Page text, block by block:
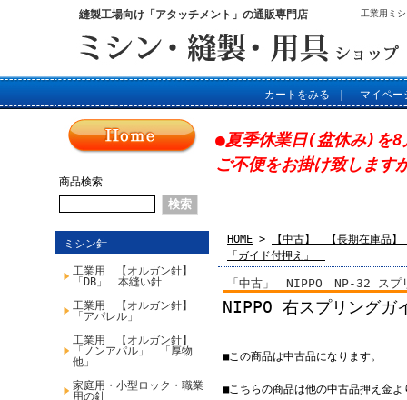
縫製工場向け「アタッチメント」の通販専門店 工業用ミ
カートをみる マイペー
商品検索
ミシン針
工業用 【オルガン針】
「DB」 本縫い針
工業用 【オルガン針】
「アパレル」
工業用 【オルガン針】
「ノンアパル」 「厚物
他」
家庭用・小型ロック・職業
用の針
●夏季休業日(盆休み)を
ご不便をお掛け致します
HOME >
【中古】 【長期在庫品
「ガイド付押え」
「中古」 NIPPO NP-32 スプ
NIPPO 右スプリングガ
■この商品は中古品になります。
■こちらの商品は他の中古品押え金